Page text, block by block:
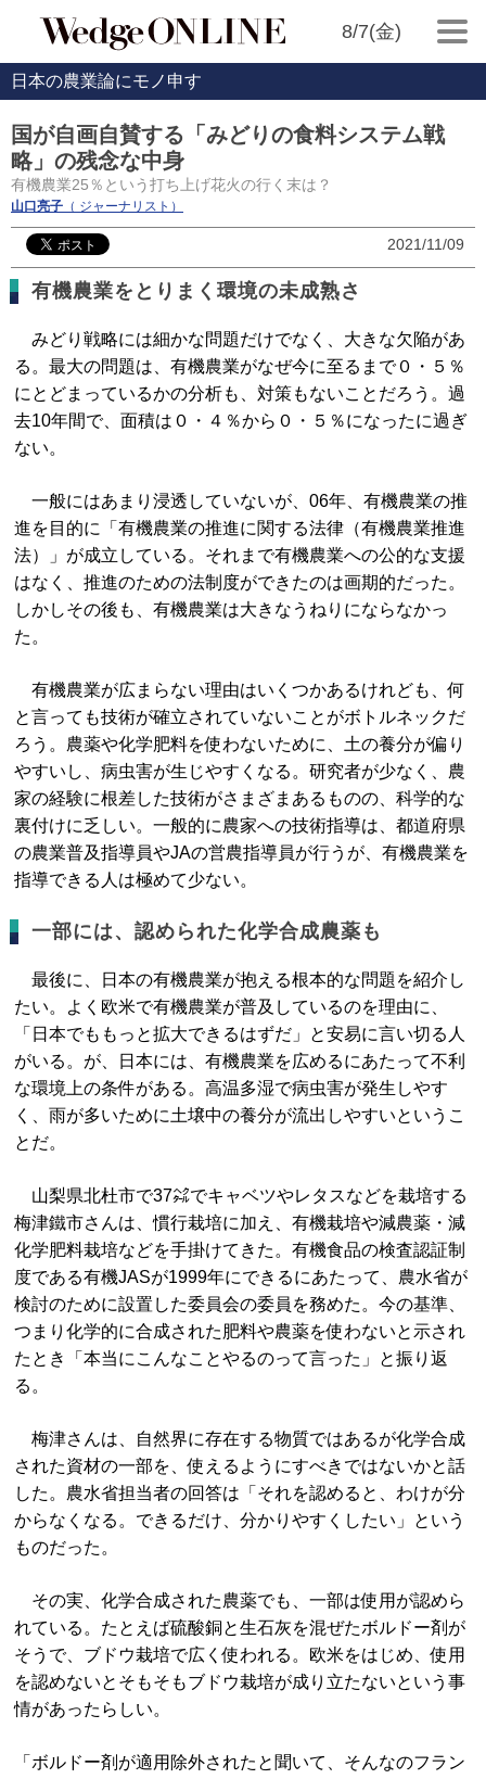
8/7(金)
日本の農業論にモノ申す
国が自画自賛する「みどりの食料システム戦
略」の残念な中身
有機農業25％という打ち上げ花火の行く末は？
山口亮子 （ ジャーナリスト）
2021/11/09
有機農業をとりまく環境の未成熟さ
みどり戦略には細かな問題だけでなく、大きな欠陥があ
る。最大の問題は、有機農業がなぜ今に至るまで０・５％
にとどまっているかの分析も、対策もないことだろう。過
去10年間で、面積は０・４％から０・５％になったに過ぎ
ない。
一般にはあまり浸透していないが、06年、有機農業の推
進を目的に「有機農業の推進に関する法律（有機農業推進
法）」が成立している。それまで有機農業への公的な支援
はなく、推進のための法制度ができたのは画期的だった。
しかしその後も、有機農業は大きなうねりにならなかっ
た。
有機農業が広まらない理由はいくつかあるけれども、何
と言っても技術が確立されていないことがボトルネックだ
ろう。農薬や化学肥料を使わないために、土の養分が偏り
やすいし、病虫害が生じやすくなる。研究者が少なく、農
家の経験に根差した技術がさまざまあるものの、科学的な
裏付けに乏しい。一般的に農家への技術指導は、都道府県
の農業普及指導員やJAの営農指導員が行うが、有機農業を
指導できる人は極めて少ない。
一部には、認められた化学合成農薬も
最後に、日本の有機農業が抱える根本的な問題を紹介し
たい。よく欧米で有機農業が普及しているのを理由に、
「日本でももっと拡大できるはずだ」と安易に言い切る人
がいる。が、日本には、有機農業を広めるにあたって不利
な環境上の条件がある。高温多湿で病虫害が発生しやす
く、雨が多いために土壌中の養分が流出しやすいというこ
とだ。
山梨県北杜市で37㌶でキャベツやレタスなどを栽培する
梅津鐵市さんは、慣行栽培に加え、有機栽培や減農薬・減
化学肥料栽培などを手掛けてきた。有機食品の検査認証制
度である有機JASが1999年にできるにあたって、農水省が
検討のために設置した委員会の委員を務めた。今の基準、
つまり化学的に合成された肥料や農薬を使わないと示され
たとき「本当にこんなことやるのって言った」と振り返
る。
梅津さんは、自然界に存在する物質ではあるが化学合成
された資材の一部を、使えるようにすべきではないかと話
した。農水省担当者の回答は「それを認めると、わけが分
からなくなる。できるだけ、分かりやすくしたい」という
ものだった。
その実、化学合成された農薬でも、一部は使用が認めら
れている。たとえば硫酸銅と生石灰を混ぜたボルドー剤が
そうで、ブドウ栽培で広く使われる。欧米をはじめ、使用
を認めないとそもそもブドウ栽培が成り立たないという事
情があったらしい。
「ボルドー剤が適用除外されたと聞いて、そんなのフラン